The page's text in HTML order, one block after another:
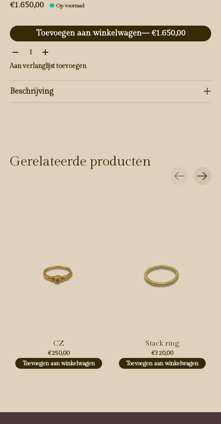
€1.650,00 Op voorraad
Toevoegen aan winkelwagen
— €1.650,00
Aantal:
Aan verlanglijst toevoegen
Beschrijving
Gerelateerde producten
CZ
€250,00
Toevoegen aan winkelwagen
Stack ring
€320,00
Toevoegen aan winkelwagen